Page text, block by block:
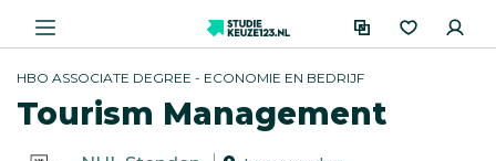
HBO ASSOCIATE DEGREE - ECONOMIE EN BEDRIJF
Tourism Management